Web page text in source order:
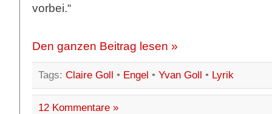
vorbei.“
Den ganzen Beitrag lesen »
Tags: Claire Goll • Engel • Yvan Goll • Lyrik
12 Kommentare »